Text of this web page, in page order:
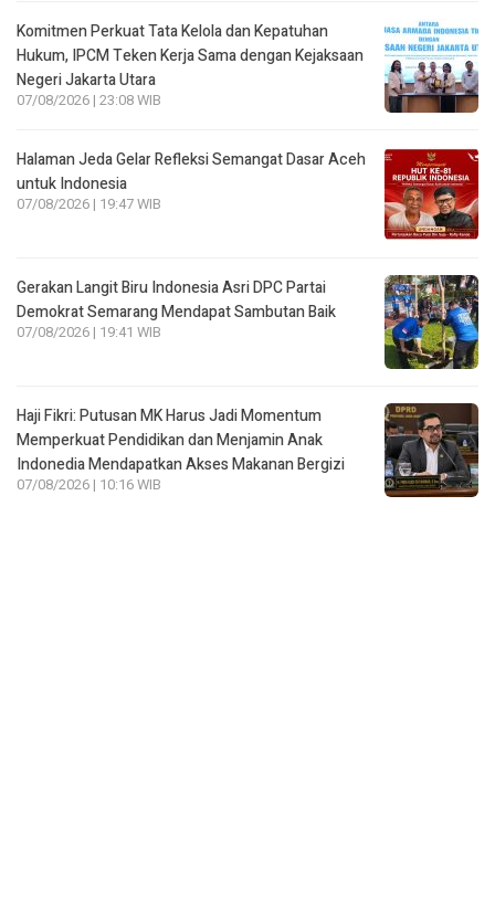
Komitmen Perkuat Tata Kelola dan Kepatuhan
Hukum, IPCM Teken Kerja Sama dengan Kejaksaan
Negeri Jakarta Utara
07/08/2026 | 23:08 WIB
Halaman Jeda Gelar Refleksi Semangat Dasar Aceh
untuk Indonesia
07/08/2026 | 19:47 WIB
Gerakan Langit Biru Indonesia Asri DPC Partai
Demokrat Semarang Mendapat Sambutan Baik
07/08/2026 | 19:41 WIB
Haji Fikri: Putusan MK Harus Jadi Momentum
Memperkuat Pendidikan dan Menjamin Anak
Indonedia Mendapatkan Akses Makanan Bergizi
07/08/2026 | 10:16 WIB